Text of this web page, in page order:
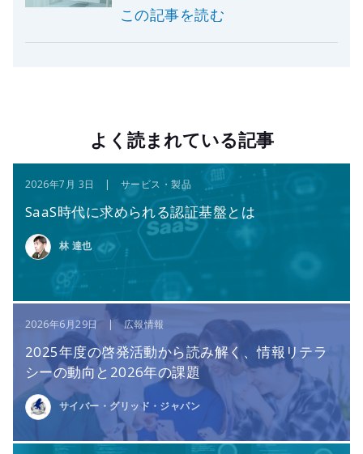
この記事を読む
よく読まれている記事
2026年7月 3日 | サービス・製品
SaaS時代に求められる認証基盤とは
林 達也
2026年6月29日 | 広報情報
2025年度の啓発活動から読み解く、情報リテラ
シーの動向と2026年の課題
サイバー・グリッド・ジャパン